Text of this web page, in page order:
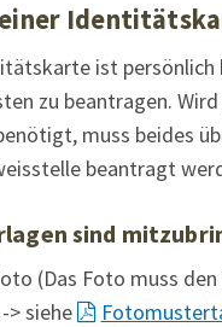
ist persönlich
zu beantragen.
muss beides
beantragt
sind
(Das Foto muss
> siehe